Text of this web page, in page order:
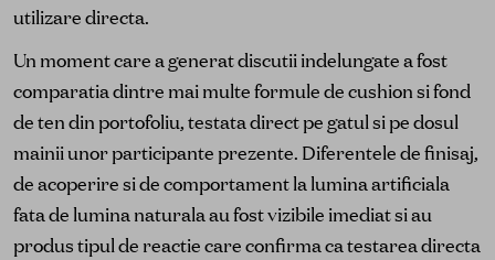
utilizare directa.
Un moment care a generat discutii indelungate a fost
comparatia dintre mai multe formule de cushion si fond
de ten din portofoliu, testata direct pe gatul si pe dosul
mainii unor participante prezente. Diferentele de finisaj,
de acoperire si de comportament la lumina artificiala
fata de lumina naturala au fost vizibile imediat si au
produs tipul de reactie care confirma ca testarea directa